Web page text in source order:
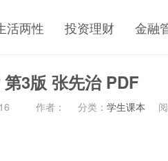
活两性 投资理财 金融
3版 张先治 PDF
作者： 分类： 学生课本